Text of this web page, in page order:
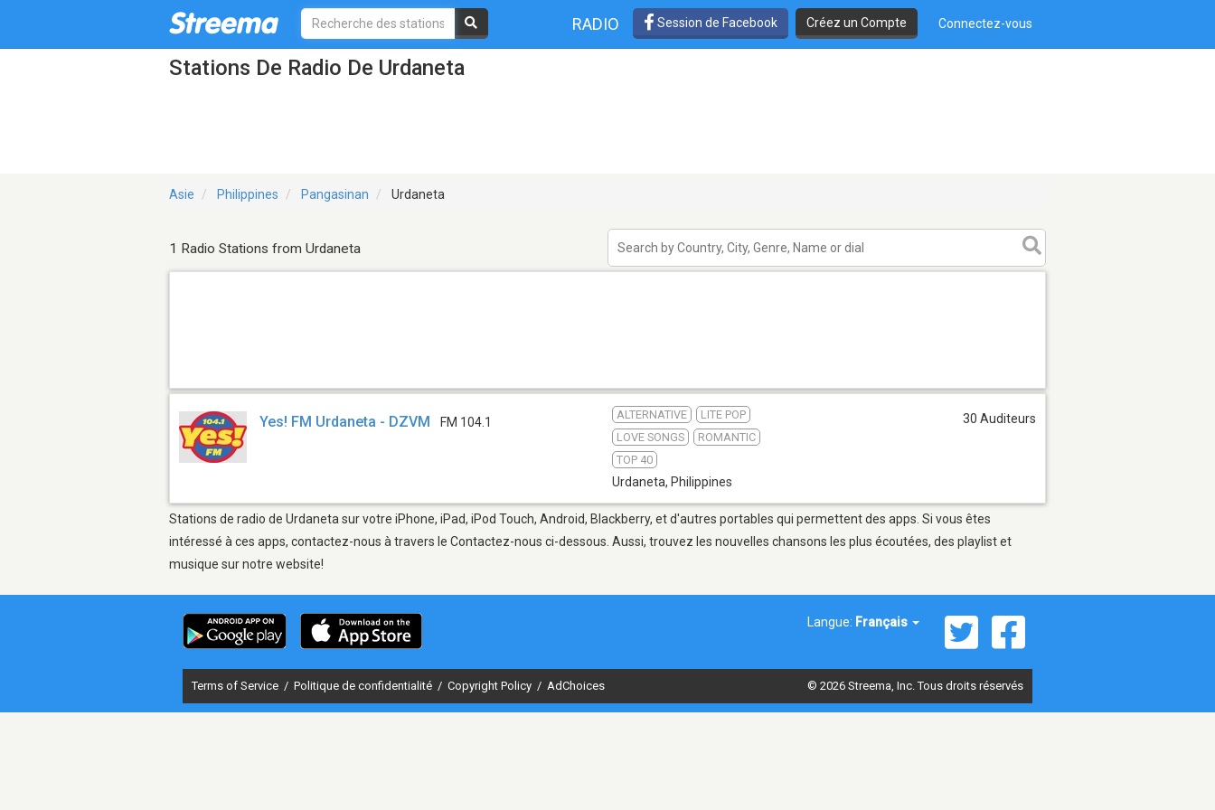
RADIO Session de Facebook Créez un Compte Connectez-vous
Stations De Radio De Urdaneta
Asie Philippines Pangasinan Urdaneta
1 Radio Stations from Urdaneta
Yes! FM Urdaneta - DZVM FM 104.1
ALTERNATIVE
LITE POP
LOVE SONGS
ROMANTIC
TOP 40
Urdaneta, Philippines
30 Auditeurs
Stations de radio de Urdaneta sur votre iPhone, iPad, iPod Touch, Android, Blackberry, et d'autres portables qui permettent des apps. Si vous êtes
intéressé à ces apps, contactez-nous à travers le Contactez-nous ci-dessous. Aussi, trouvez les nouvelles chansons les plus écoutées, des playlist et
musique sur notre website!
Langue: Français
Terms of Service / Politique de confidentialité / Copyright Policy / AdChoices © 2026 Streema, Inc. Tous droits réservés